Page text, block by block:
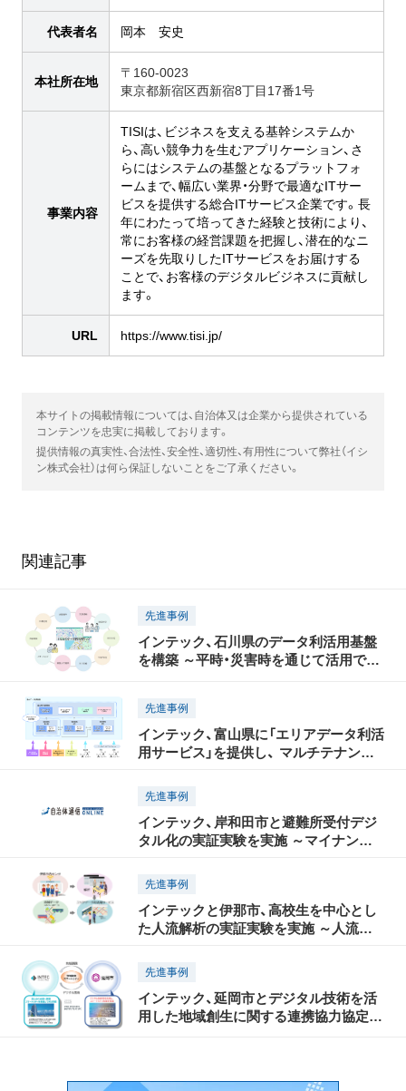
代表者名 岡本 安史
本社所在地
〒160-0023
東京都新宿区西新宿8丁目17番1号
事業内容
TISIは、ビジネスを支える基幹システムか
ら、高い競争力を生むアプリケーション、さ
らにはシステムの基盤となるプラットフォ
ームまで、幅広い業界・分野で最適なITサー
ビスを提供する総合ITサービス企業です。長
年にわたって培ってきた経験と技術により、
常にお客様の経営課題を把握し、潜在的なニ
ーズを先取りしたITサービスをお届けする
ことで、お客様のデジタルビジネスに貢献し
ます。
URL https://www.tisi.jp/
本サイトの掲載情報については、自治体又は企業から提供されている
コンテンツを忠実に掲載しております。
提供情報の真実性、合法性、安全性、適切性、有用性について弊社（イシ
ン株式会社）は何ら保証しないことをご了承ください。
関連記事
先進事例
インテック、石川県のデータ利活用基盤
を構築 ～平時・災害時を通じて活用でき
先進事例
インテック、富山県に「エリアデータ利活
用サービス」を提供し、 マルチテナント
流通を促進し、「シームレスデジタル防災
マップ」を県民に公開～
先進事例
インテック、岸和田市と避難所受付デジ
タル化の実証実験を実施 ～マイナンバ
データの可視化・連携による価値創出を
検証～
先進事例
インテックと伊那市、高校生を中心とし
た人流解析の実証実験を実施 ～人流デ
化し、魅力的なまちづくりに活用～
先進事例
インテック、延岡市とデジタル技術を活
用した地域創生に関する連携協力協定を